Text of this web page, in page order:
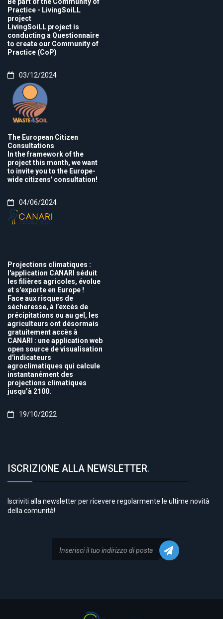
Practice - LivingSoiLL
project
LivingSoiLL project is
conducting a Questionnaire
to create our Community of
Practice (CoP)
03/12/2024
The European Citizen
Consultations
In the framework of the
project this month, we want
to invite you to the Europe-
wide citizens' consultation!
04/06/2024
Projections climatiques :
l'application CANARI séduit
les filières agricoles, évolue
et s'exporte en Europe !
Face aux risques de
sécheresse, à l’excès de
précipitations ou au gel, les
agriculteurs ont désormais
gratuitement accès à
CANARI : une application web
open source de visualisation
d'indicateurs
agroclimatiques qui calcule
instantanément des
projections climatiques
jusqu’à 2100.
19/10/2022
ISCRIZIONE ALLA NEWSLETTER.
Iscriviti alla newsletter per ricevere regolarmente le ultime novità
della comunità!